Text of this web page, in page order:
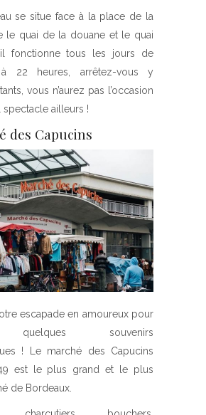
se situe face à la place de la
le quai de la douane et le quai
il fonctionne tous les jours de
22 heures, arrêtez-vous y
vous n’aurez pas l’occasion
ailleurs !
des Capucins
escapade en amoureux pour
quelques souvenirs
! Le marché des Capucins
est le plus grand et le plus
de Bordeaux.